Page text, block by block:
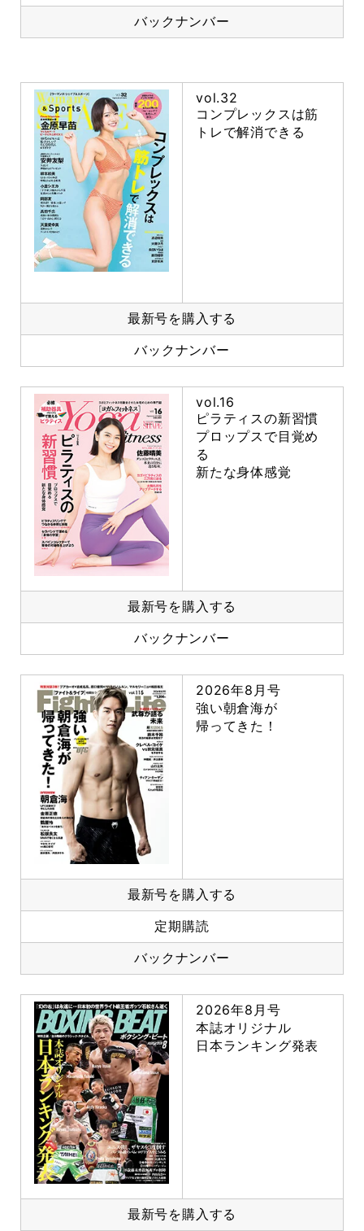
バックナンバー
vol.32
コンプレックスは筋
トレで解消できる
最新号を購入する
バックナンバー
vol.16
ピラティスの新習慣
プロップスで目覚め
る
新たな身体感覚
最新号を購入する
バックナンバー
2026年8月号
強い朝倉海が
帰ってきた！
最新号を購入する
定期購読
バックナンバー
2026年8月号
本誌オリジナル
日本ランキング発表
最新号を購入する